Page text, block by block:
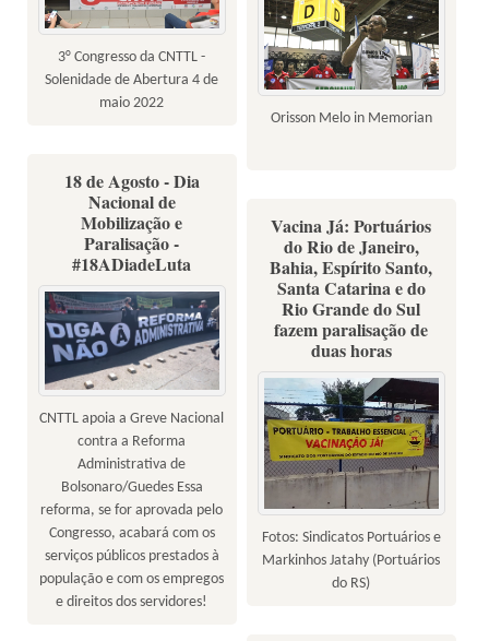
3° Congresso da CNTTL -
Solenidade de Abertura 4 de
maio 2022
Orisson Melo in Memorian
18 de Agosto - Dia
Nacional de
Mobilização e
Paralisação -
#18ADiadeLuta
CNTTL apoia a Greve Nacional
contra a Reforma
Administrativa de
Bolsonaro/Guedes Essa
reforma, se for aprovada pelo
Congresso, acabará com os
serviços públicos prestados à
população e com os empregos
e direitos dos servidores!
Vacina Já: Portuários
do Rio de Janeiro,
Bahia, Espírito Santo,
Santa Catarina e do
Rio Grande do Sul
fazem paralisação de
duas horas
Fotos: Sindicatos Portuários e
Markinhos Jatahy (Portuários
do RS)